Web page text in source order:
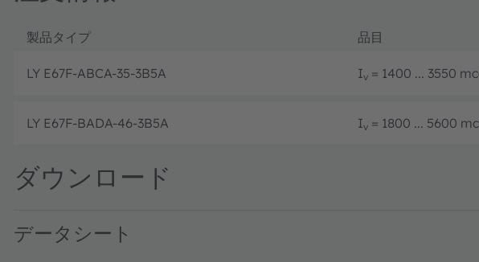
製品タイプ 品目
LY E67F-ABCA-35-3B5A Iv = 1400 ... 3550
LY E67F-BADA-46-3B5A Iv = 1800 ... 5600
ダウンロード
データシート